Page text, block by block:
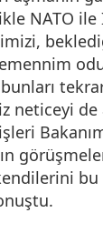
NATO
de
bu